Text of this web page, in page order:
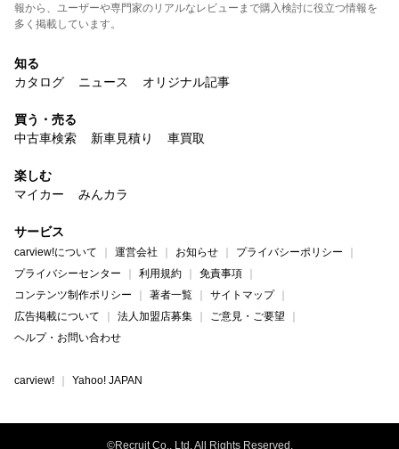
報から、ユーザーや専門家のリアルなレビューまで購入検討に役立つ情報を
多く掲載しています。
知る
カタログ
ニュース オリジナル記事
買う・売る
中古車検索
新車見積り 車買取
楽しむ
マイカー
みんカラ
サービス
carview!について 運営会社 お知らせ
プライバシーポリシー
プライバシーセンター
利用規約
免責事項
コンテンツ制作ポリシー
著者一覧
サイトマップ
広告掲載について
法人加盟店募集
ご意見・ご要望
ヘルプ・お問い合わせ
carview! Yahoo! JAPAN
©Recruit Co., Ltd. All Rights Reserved.